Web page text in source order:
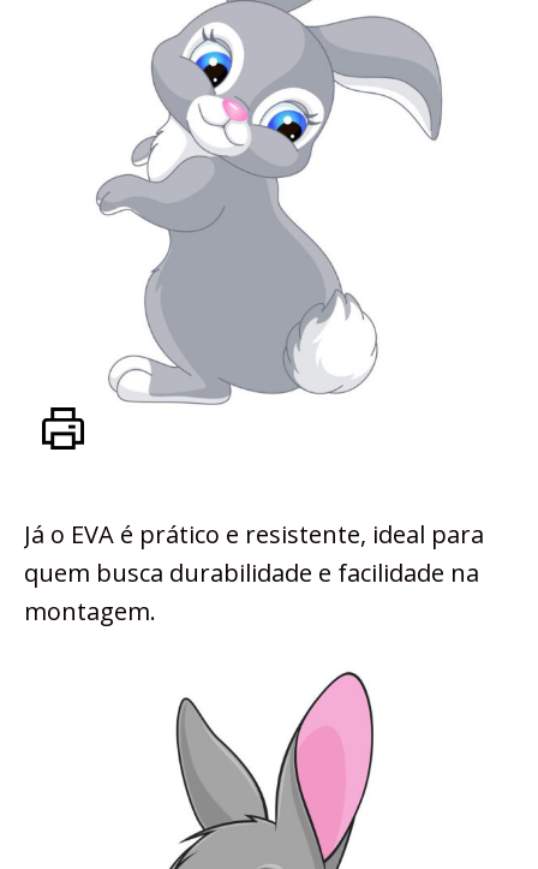
Já o EVA é prático e resistente, ideal para
quem busca durabilidade e facilidade na
montagem.